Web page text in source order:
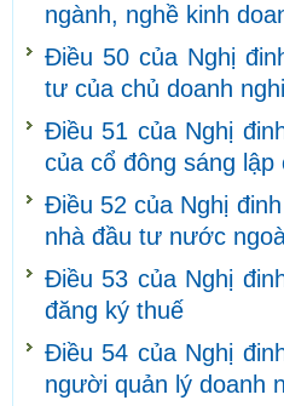
ngành, nghề kinh
Điều 50 của Nghị
tư của chủ doanh
Điều 51 của Nghị
của cổ đông sáng lập
Điều 52 của Nghị
nhà đầu tư nước
Điều 53 của Nghị
đăng ký thuế
Điều 54 của Nghị
người quản lý doanh